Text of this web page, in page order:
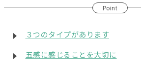
Point
３つのタイプがあります
五感に感じることを大切に